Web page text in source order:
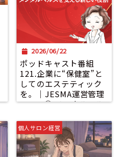
2026/06/22
ポッドキャスト番組
121.企業に“保健室”と
してのエステティック
を。｜JESMA運営管理
コース⑦ メンタルヘル
が配信されました。
個人サロン経営